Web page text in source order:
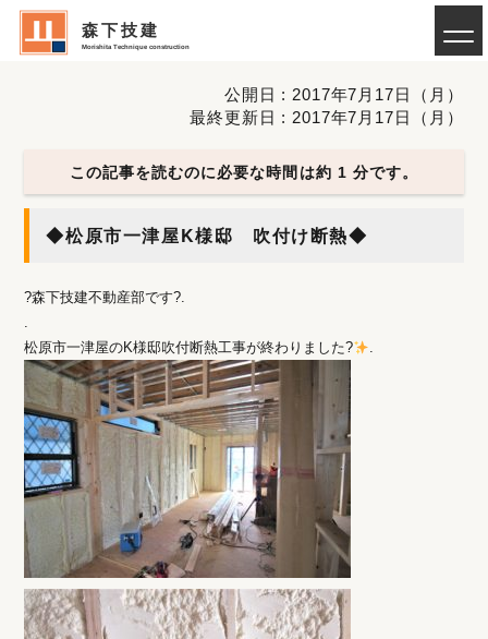
森下技建
Morishita Technique construction
公開日 : 2017年7月17日（月）
最終更新日 : 2017年7月17日（月）
この記事を読むのに必要な時間は約 1 分です。
◆松原市一津屋K様邸 吹付け断熱◆
?森下技建不動産部です?.
.
松原市一津屋のK様邸吹付断熱工事が終わりました?
.